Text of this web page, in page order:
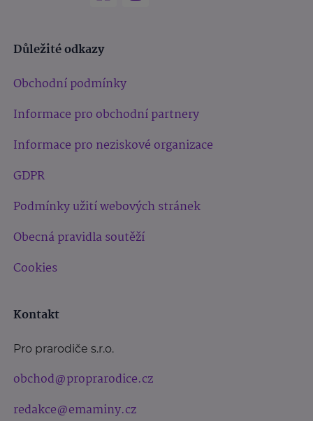
Důležité odkazy
Obchodní podmínky
Informace pro obchodní partnery
Informace pro neziskové organizace
GDPR
Podmínky užití webových stránek
Obecná pravidla soutěží
Cookies
Kontakt
Pro prarodiče s.r.o.
obchod@proprarodice.cz
redakce@emaminy.cz